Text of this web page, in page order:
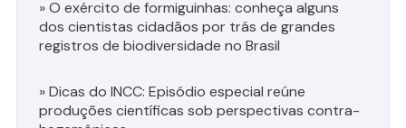
»O exército de formiguinhas: conheça alguns
dos cientistas cidadãos por trás de grandes
registros de biodiversidade no Brasil
»Dicas do INCC: Episódio especial reúne
produções científicas sob perspectivas contra-